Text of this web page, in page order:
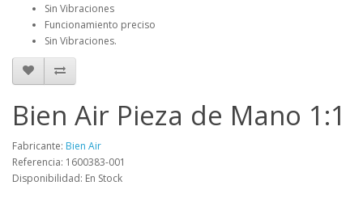
Sin Vibraciones
Funcionamiento preciso
Sin Vibraciones.
Bien Air Pieza de Mano 1:1
Fabricante: Bien Air
Referencia: 1600383-001
Disponibilidad: En Stock